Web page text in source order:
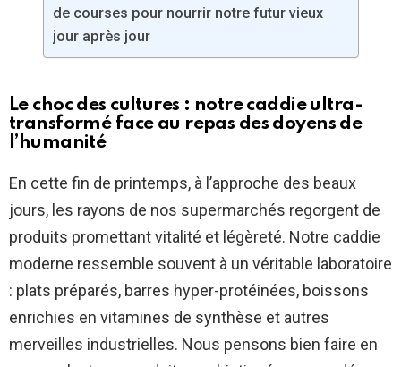
de courses pour nourrir notre futur vieux
jour après jour
Le choc des cultures : notre caddie ultra-
transformé face au repas des doyens de
l’humanité
En cette fin de printemps, à l’approche des beaux
jours, les rayons de nos supermarchés regorgent de
produits promettant vitalité et légèreté. Notre caddie
moderne ressemble souvent à un véritable laboratoire
: plats préparés, barres hyper-protéinées, boissons
enrichies en vitamines de synthèse et autres
merveilles industrielles. Nous pensons bien faire en